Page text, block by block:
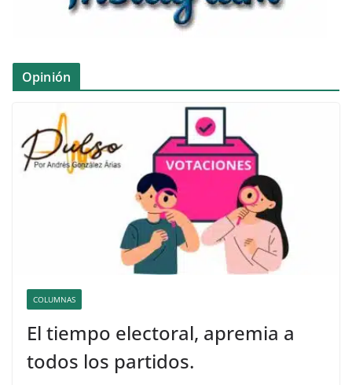
Opinión
COLUMNAS
El tiempo electoral, apremia a
todos los partidos.